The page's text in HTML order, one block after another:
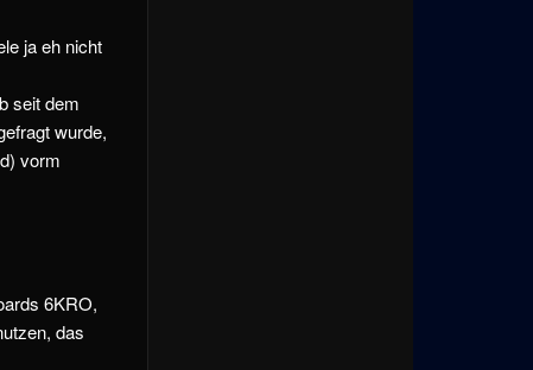
ja eh nicht
seit dem
wurde,
vorm
6KRO,
das